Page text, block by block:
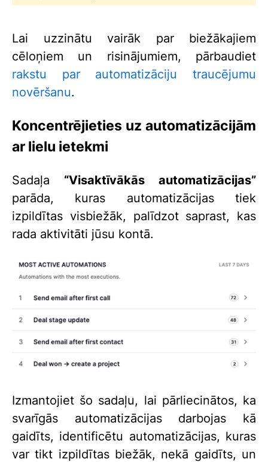
Lai uzzinātu vairāk par biežākajiem
cēloņiem un risinājumiem, pārbaudiet
rakstu par automatizāciju traucējumu
novēršanu.
Koncentrējieties uz automatizācijām
ar lielu ietekmi
Sadaļa “Visaktīvākās automatizācijas”
parāda, kuras automatizācijas tiek
izpildītas visbiežāk, palīdzot saprast, kas
rada aktivitāti jūsu kontā.
Izmantojiet šo sadaļu, lai pārliecinātos, ka
svarīgās automatizācijas darbojas kā
gaidīts, identificētu automatizācijas, kuras
var tikt izpildītas biežāk, nekā gaidīts, un